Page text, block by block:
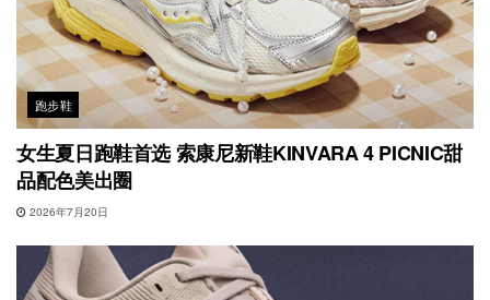
跑步鞋
女生夏日跑鞋首选 索康尼新鞋KINVARA 4 PICNIC甜
品配色美出圈
2026年7月20日